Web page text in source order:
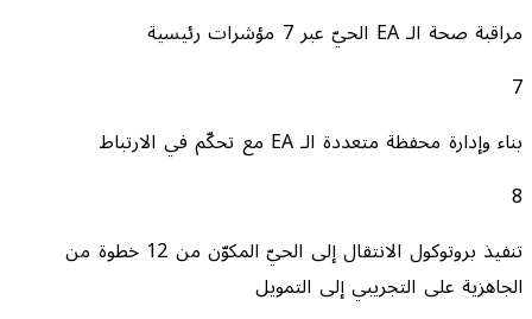
مراقبة صحة الـ EA الحيّ عبر 7 مؤشرات رئيسية
7
بناء وإدارة محفظة متعددة الـ EA مع تحكّم في الارتباط
8
تنفيذ بروتوكول الانتقال إلى الحيّ المكوّن من 12 خطوة من
الجاهزية على التجريبي إلى التمويل